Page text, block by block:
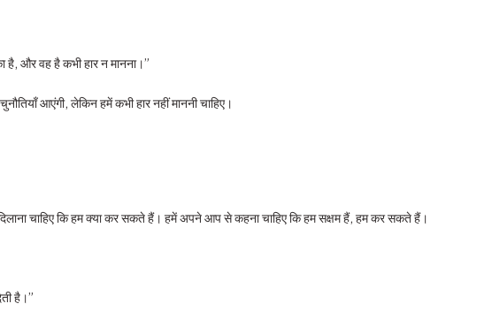
है, और वह है कभी हार न मानना।”
आएंगी, लेकिन हमें कभी हार नहीं माननी चाहिए।
चाहिए कि हम क्या कर सकते हैं। हमें अपने आप से कहना चाहिए कि हम सक्षम हैं, हम कर सकते हैं।
है।”